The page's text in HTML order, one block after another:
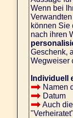
Wenn bei
können Sie
nach ihren
Geschenk,
Wegweiser
Individuell
Namen
Datum
Auch